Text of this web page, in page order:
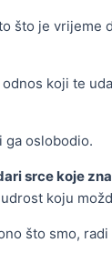
što je vrijeme
koji te
ga oslobodio.
srce koje
koju
što smo, radi